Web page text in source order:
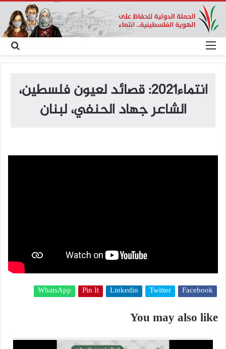
عن
انتماء2021: قصائد لعيون فلسطين،
الشاعر جهاد الحنفي، لبنان
Facebook
Twitter
Linkedin
Pin It
WhatsApp
You may also like